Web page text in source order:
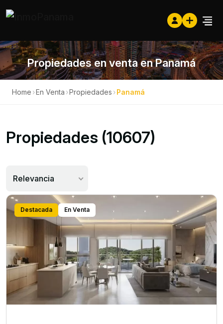
Propiedades en venta en Panamá
Home ›En Venta ›Propiedades ›Panamá
Propiedades (10607)
Relevancia
Destacada En Venta